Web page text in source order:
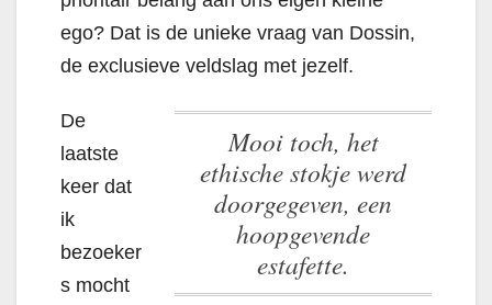
ego? Dat is de unieke vraag van Dossin,
de exclusieve veldslag met jezelf.
Mooi toch, het
ethische stokje werd
doorgegeven, een
hoopgevende
estafette.
De
laatste
keer dat
ik
bezoeker
s mocht